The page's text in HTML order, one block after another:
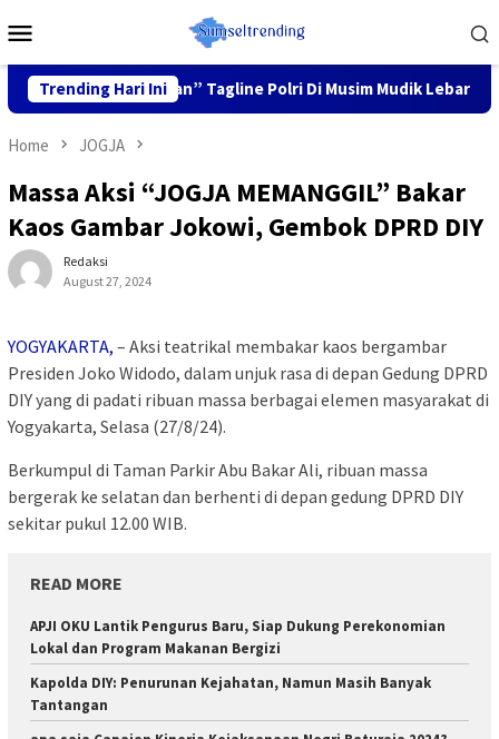
to
Menu
Trending Hari Ini
Nyaman” Tagline Polri Di Musim Mudik Lebaran
Home JOGJA
Massa Aksi “JOGJA MEMANGGIL” Bakar
Kaos Gambar Jokowi, Gembok DPRD DIY
Redaksi
August 27, 2024
YOGYAKARTA, – Aksi teatrikal membakar kaos bergambar
Presiden Joko Widodo, dalam unjuk rasa di depan Gedung DPRD
DIY yang di padati ribuan massa berbagai elemen masyarakat di
Yogyakarta, Selasa (27/8/24).
Berkumpul di Taman Parkir Abu Bakar Ali, ribuan massa
bergerak ke selatan dan berhenti di depan gedung DPRD DIY
sekitar pukul 12.00 WIB.
READ MORE
APJI OKU Lantik Pengurus Baru, Siap Dukung Perekonomian
Lokal dan Program Makanan Bergizi
Kapolda DIY: Penurunan Kejahatan, Namun Masih Banyak
Tantangan